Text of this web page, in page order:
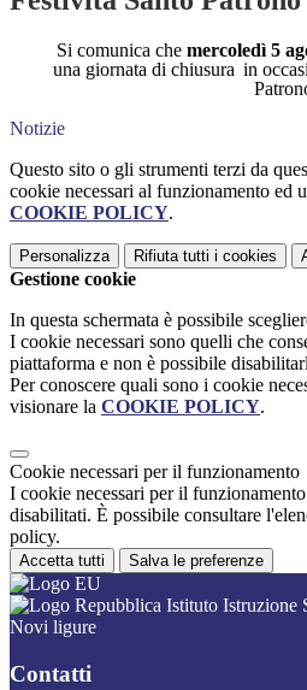
Si comunica che mercoledì 5
una giornata di chiusura in
Notizie
Questo sito o gli strumenti terzi da
cookie necessari al funzionamento ed
COOKIE POLICY.
Personalizza Rifiuta tutti i cookies
Gestione cookie
In questa schermata è possibile
I cookie necessari sono quelli che
piattaforma e non è possibile
Per conoscere quali sono i cookie
visionare la COOKIE POLICY.
Cookie necessari per il funzionamento
I cookie necessari per il
disabilitati. È possibile consultare
policy.
Accetta tutti Salva le preferenze
Istituto Istruzione
Novi ligure
Contatti